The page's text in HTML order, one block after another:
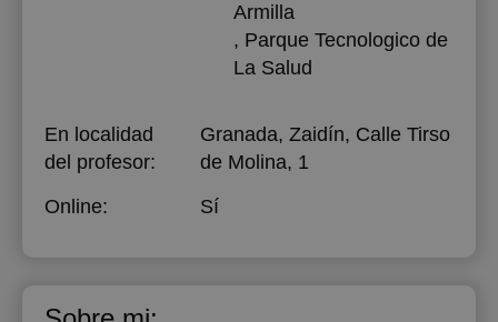
Armilla
, Parque Tecnologico de
La Salud
En localidad
del profesor:
Granada, Zaidín, Calle Tirso
de Molina, 1
Online:
Sí